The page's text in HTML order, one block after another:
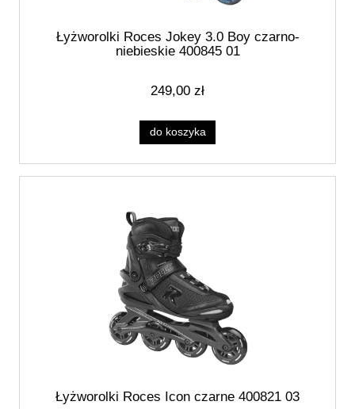
Łyżworolki Roces Jokey 3.0 Boy czarno-
niebieskie 400845 01
249,00 zł
do koszyka
Łyżworolki Roces Icon czarne 400821 03